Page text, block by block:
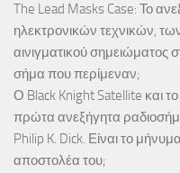
The Lead Masks Case: Το
ηλεκτρονικών τεχνικών,
αινιγματικού σημειώματος
σήμα που περίμεναν;
Ο Black Knight Satellite και
πρώτα ανεξήγητα
Philip K. Dick. Είναι το
αποστολέα του;